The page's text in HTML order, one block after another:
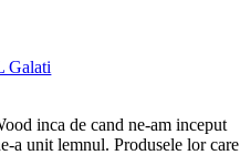
Galati
inca de cand ne-am inceput
a unit lemnul. Produsele lor care